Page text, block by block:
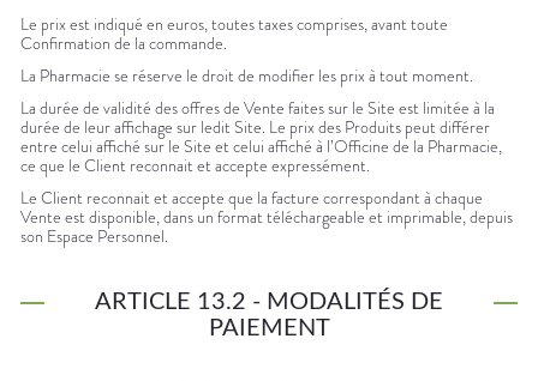
Le prix est indiqué en euros, toutes taxes comprises, avant toute
Confirmation de la commande.
La Pharmacie se réserve le droit de modifier les prix à tout moment.
La durée de validité des offres de Vente faites sur le Site est limitée à la
durée de leur affichage sur ledit Site. Le prix des Produits peut différer
entre celui affiché sur le Site et celui affiché à l’Officine de la Pharmacie,
ce que le Client reconnait et accepte expressément.
Le Client reconnait et accepte que la facture correspondant à chaque
Vente est disponible, dans un format téléchargeable et imprimable, depuis
son Espace Personnel.
ARTICLE 13.2 - MODALITÉS DE
PAIEMENT